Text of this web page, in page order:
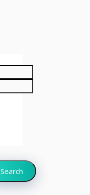
Search